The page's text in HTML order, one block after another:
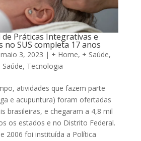
Práticas Integrativas e
no SUS completa 17 anos
maio 3, 2023 | + Home, + Saúde,
, Tecnologia
atividades que fazem parte
e acupuntura) foram ofertadas
brasileiras, e chegaram a 4,8 mil
os estados e no Distrito Federal.
2006 foi instituída a Política